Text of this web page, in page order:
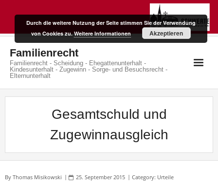
Familienrecht
Familienrecht - Scheidung - Ehegattenunterhalt -
Kindesunterhalt - Zugewinn - Sorge- und Besuchsrecht -
Elternunterhalt
Gesamtschuld und
Zugewinnausgleich
By Thomas Misikowski 25. September 2015 Category: Urteile
Durch die weitere Nutzung der Seite stimmen Sie der Verwendung
von Cookies zu.Weitere Informationen Akzeptieren